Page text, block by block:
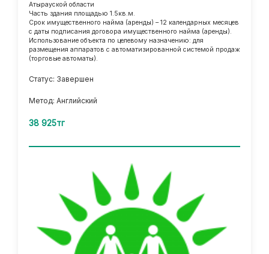
Атырауской области
Часть здания площадью 1.5кв.м.
Срок имущественного найма (аренды) – 12 календарных месяцев
с даты подписания договора имущественного найма (аренды).
Использование объекта по целевому назначению: для
размещения аппаратов с автоматизированной системой продаж
(торговые автоматы).
Статус: Завершен
Метод: Английский
38 925тг